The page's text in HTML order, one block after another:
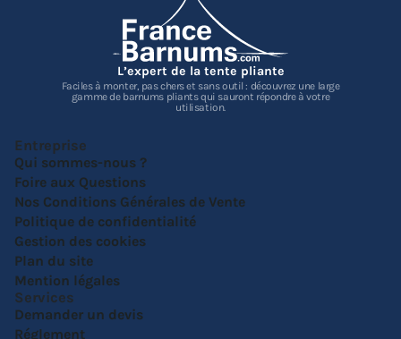
L’expert de la tente pliante
Faciles à monter, pas chers et sans outil : découvrez une large
gamme de barnums pliants qui sauront répondre à votre
utilisation.
Entreprise
Qui sommes-nous ?
Foire aux Questions
Nos Conditions Générales de Vente
Politique de confidentialité
Gestion des cookies
Plan du site
Mention légales
Services
Demander un devis
Réglement